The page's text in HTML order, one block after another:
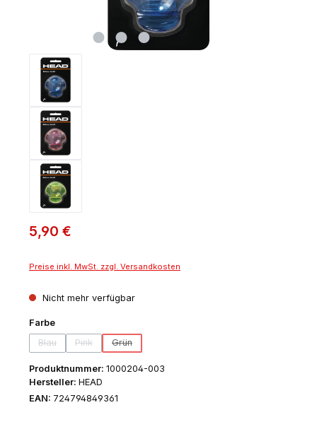
5,90 €
Preise inkl. MwSt. zzgl. Versandkosten
Nicht mehr verfügbar
Farbeauswählen
Blau
(Diese Option ist zurzeit nicht verfügbar.)
Pink
(Diese Option ist zurzeit nicht verfügbar.)
Grün
(Diese Option ist zurzeit nicht verfügbar.)
Produktnummer: 1000204-003
Hersteller: HEAD
EAN: 724794849361